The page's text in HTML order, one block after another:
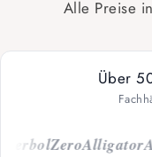
Alle Preise
Über
ZeroAlligator